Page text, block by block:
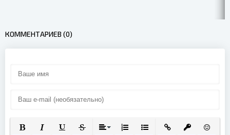
КОММЕНТАРИЕВ (0)